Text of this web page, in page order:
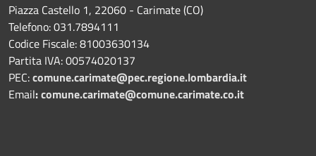
Piazza Castello 1, 22060 - Carimate (CO)
Telefono: 031.7894111
Codice Fiscale: 81003630134
Partita IVA: 00574020137
PEC:comune.carimate@pec.regione.lombardia.it
Email:comune.carimate@comune.carimate.co.it